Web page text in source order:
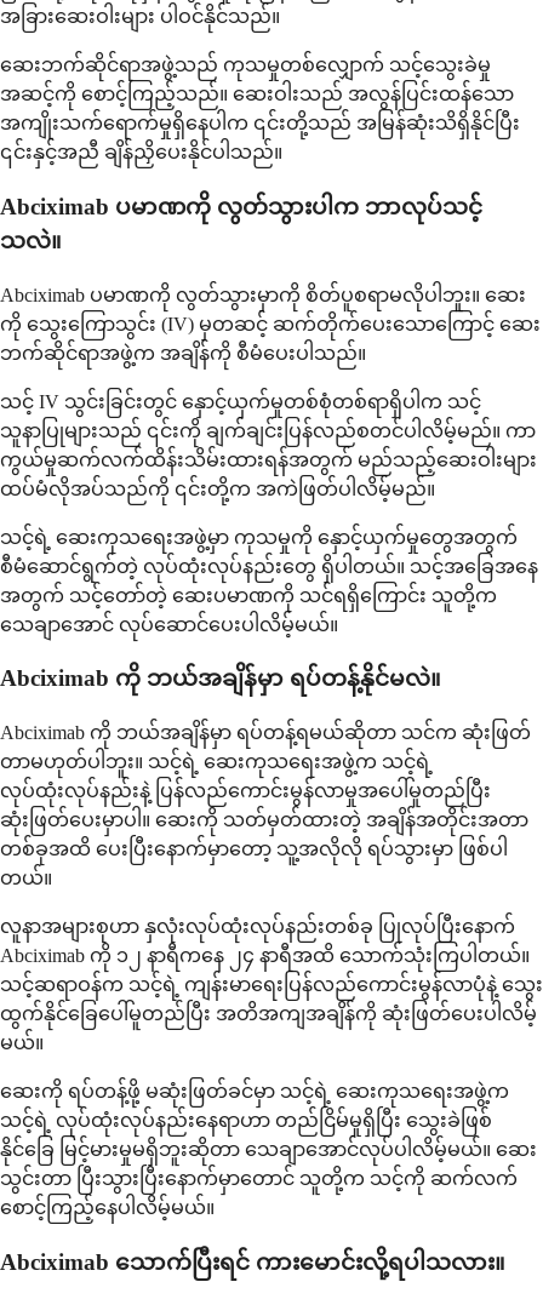
အခြားဆေးဝါးများ ပါဝင်နိုင်သည်။
ဆေးဘက်ဆိုင်ရာအဖွဲ့သည် ကုသမှုတစ်လျှောက် သင့်သွေးခဲမှု
အဆင့်ကို စောင့်ကြည့်သည်။ ဆေးဝါးသည် အလွန်ပြင်းထန်သော
အကျိုးသက်ရောက်မှုရှိနေပါက ၎င်းတို့သည် အမြန်ဆုံးသိရှိနိုင်ပြီး
၎င်းနှင့်အညီ ချိန်ညှိပေးနိုင်ပါသည်။
Abciximab ပမာဏကို လွတ်သွားပါက ဘာလုပ်သင့်
သလဲ။
Abciximab ပမာဏကို လွတ်သွားမှာကို စိတ်ပူစရာမလိုပါဘူး။ ဆေး
ကို သွေးကြောသွင်း (IV) မှတဆင့် ဆက်တိုက်ပေးသောကြောင့် ဆေး
ဘက်ဆိုင်ရာအဖွဲ့က အချိန်ကို စီမံပေးပါသည်။
သင့် IV သွင်းခြင်းတွင် နှောင့်ယှက်မှုတစ်စုံတစ်ရာရှိပါက သင့်
သူနာပြုများသည် ၎င်းကို ချက်ချင်းပြန်လည်စတင်ပါလိမ့်မည်။ ကာ
ကွယ်မှုဆက်လက်ထိန်းသိမ်းထားရန်အတွက် မည်သည့်ဆေးဝါးများ
ထပ်မံလိုအပ်သည်ကို ၎င်းတို့က အကဲဖြတ်ပါလိမ့်မည်။
သင့်ရဲ့ ဆေးကုသရေးအဖွဲ့မှာ ကုသမှုကို နှောင့်ယှက်မှုတွေအတွက်
စီမံဆောင်ရွက်တဲ့ လုပ်ထုံးလုပ်နည်းတွေ ရှိပါတယ်။ သင့်အခြေအနေ
အတွက် သင့်တော်တဲ့ ဆေးပမာဏကို သင်ရရှိကြောင်း သူတို့က
သေချာအောင် လုပ်ဆောင်ပေးပါလိမ့်မယ်။
Abciximab ကို ဘယ်အချိန်မှာ ရပ်တန့်နိုင်မလဲ။
Abciximab ကို ဘယ်အချိန်မှာ ရပ်တန့်ရမယ်ဆိုတာ သင်က ဆုံးဖြတ်
တာမဟုတ်ပါဘူး။ သင့်ရဲ့ ဆေးကုသရေးအဖွဲ့က သင့်ရဲ့
လုပ်ထုံးလုပ်နည်းနဲ့ ပြန်လည်ကောင်းမွန်လာမှုအပေါ်မူတည်ပြီး
ဆုံးဖြတ်ပေးမှာပါ။ ဆေးကို သတ်မှတ်ထားတဲ့ အချိန်အတိုင်းအတာ
တစ်ခုအထိ ပေးပြီးနောက်မှာတော့ သူ့အလိုလို ရပ်သွားမှာ ဖြစ်ပါ
တယ်။
လူနာအများစုဟာ နှလုံးလုပ်ထုံးလုပ်နည်းတစ်ခု ပြုလုပ်ပြီးနောက်
Abciximab ကို ၁၂ နာရီကနေ ၂၄ နာရီအထိ သောက်သုံးကြပါတယ်။
သင့်ဆရာဝန်က သင့်ရဲ့ ကျန်းမာရေးပြန်လည်ကောင်းမွန်လာပုံနဲ့ သွေး
ထွက်နိုင်ခြေပေါ်မူတည်ပြီး အတိအကျအချိန်ကို ဆုံးဖြတ်ပေးပါလိမ့်
မယ်။
ဆေးကို ရပ်တန့်ဖို့ မဆုံးဖြတ်ခင်မှာ သင့်ရဲ့ ဆေးကုသရေးအဖွဲ့က
သင့်ရဲ့ လုပ်ထုံးလုပ်နည်းနေရာဟာ တည်ငြိမ်မှုရှိပြီး သွေးခဲဖြစ်
နိုင်ခြေ မြင့်မားမှုမရှိဘူးဆိုတာ သေချာအောင်လုပ်ပါလိမ့်မယ်။ ဆေး
သွင်းတာ ပြီးသွားပြီးနောက်မှာတောင် သူတို့က သင့်ကို ဆက်လက်
စောင့်ကြည့်နေပါလိမ့်မယ်။
Abciximab သောက်ပြီးရင် ကားမောင်းလို့ရပါသလား။